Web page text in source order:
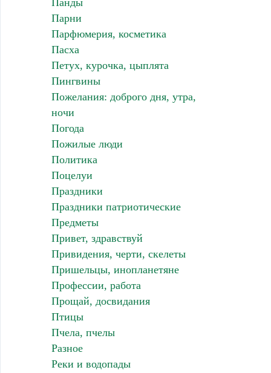
Панды
Парни
Парфюмерия, косметика
Пасха
Петух, курочка, цыплята
Пингвины
Пожелания: доброго дня, утра,
ночи
Погода
Пожилые люди
Политика
Поцелуи
Праздники
Праздники патриотические
Предметы
Привет, здравствуй
Привидения, черти, скелеты
Пришельцы, инопланетяне
Профессии, работа
Прощай, досвидания
Птицы
Пчела, пчелы
Разное
Реки и водопады